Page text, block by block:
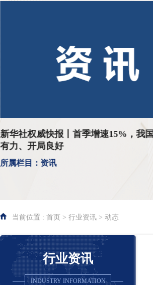
新华社权威快报丨首季增速15%，我
有力、开局良好
所属栏目：资讯
当前位置 : 首页 > 行业资讯 > 动态
行业资讯
INDUSTRY INFORMATION